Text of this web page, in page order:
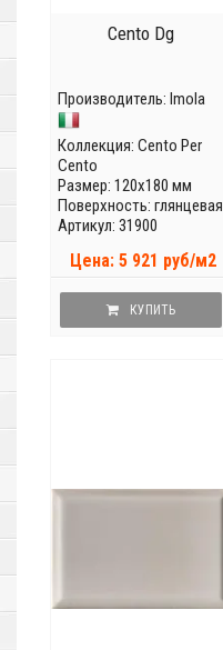
Cento Dg
Производитель: Imola
Коллекция: Cento Per
Cento
Размер: 120x180 мм
Поверхность: глянцевая
Артикул: 31900
Цена: 5 921 руб/м2
КУПИТЬ